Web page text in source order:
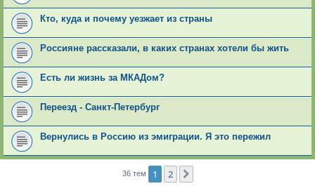
Кто, куда и почему уезжает из страны
Россияне рассказали, в каких странах хотели бы жить
Есть ли жизнь за МКАДом?
Переезд - Санкт-Петербург
Вернулись в Россию из эмиграции. Я это пережил
36 тем 1 2